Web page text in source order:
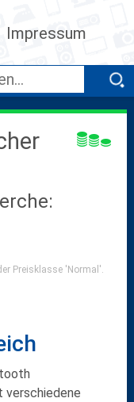
Impressum
Preisklasse 'Normal'.
verschiedene